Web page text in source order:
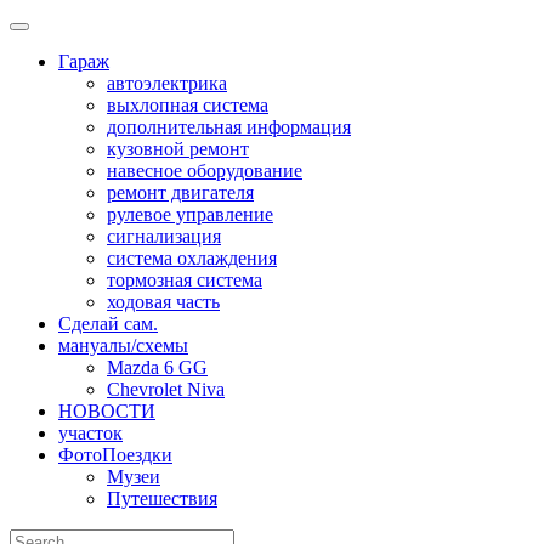
Skip
contentГараж
автоэлектрика
выхлопная система
дополнительная информация
кузовной ремонт
навесное оборудование
ремонт двигателя
рулевое управление
сигнализация
система охлаждения
тормозная система
ходовая часть
Сделай сам.
мануалы/схемы
Mazda 6 GG
Chevrolet Niva
НОВОСТИ
участок
ФотоПоездки
Музеи
Путешествия
Search